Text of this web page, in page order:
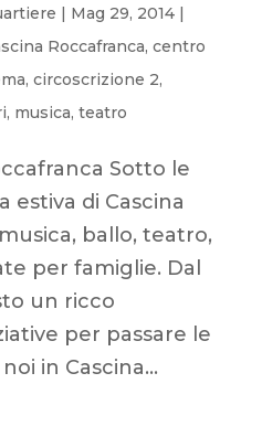
| Mag 29, 2014|
Roccafranca, centro
, circoscrizione 2,
, musica, teatro
Sotto le
estiva di Cascina
ballo, teatro,
per famiglie. Dal
un ricco
per passare le
in Cascina...